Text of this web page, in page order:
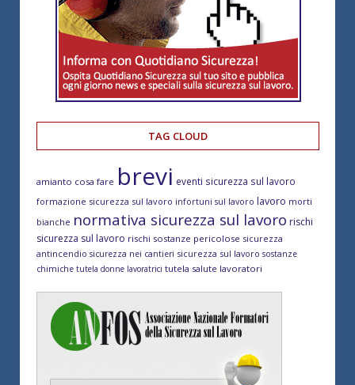
TAG CLOUD
amianto cosa fare brevi eventi sicurezza sul lavoro
formazione sicurezza sul lavoro infortuni sul lavoro lavoro morti
bianche normativa sicurezza sul lavoro rischi
sicurezza sul lavoro rischi sostanze pericolose sicurezza
antincendio sicurezza nei cantieri sicurezza sul lavoro sostanze
chimiche tutela donne lavoratrici tutela salute lavoratori